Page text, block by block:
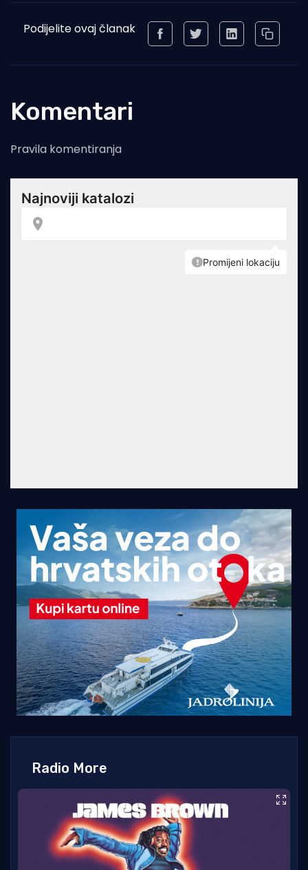
Podijelite ovaj članak
Komentari
Pravila komentiranja
Radio More